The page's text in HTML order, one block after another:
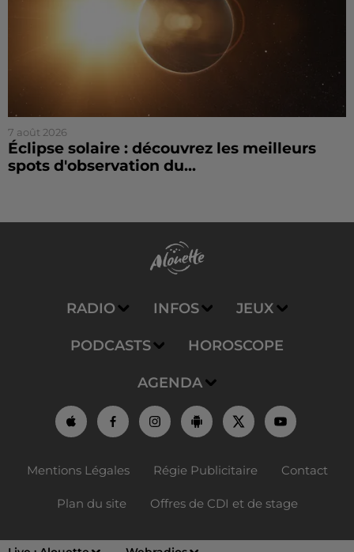
7 août 2026
Éclipse solaire : découvrez les meilleurs
spots d'observation du...
RADIO INFOS JEUX
PODCASTS HOROSCOPE
AGENDA
Mentions Légales Régie Publicitaire Contact
Plan du site Offres de CDI et de stage